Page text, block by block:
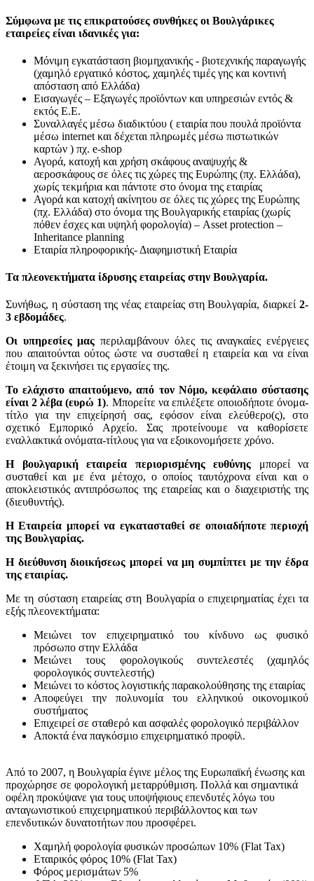
Σύμφωνα με τις επικρατούσες συνθήκες οι Βουλγάρικες
εταιρείες είναι ιδανικές για:
Μόνιμη εγκατάσταση βιομηχανικής - βιοτεχνικής παραγωγής
(χαμηλό εργατικό κόστος, χαμηλές τιμές γης και κοντινή
απόσταση από Ελλάδα)
Εισαγωγές – Εξαγωγές προϊόντων και υπηρεσιών εντός &
εκτός Ε.Ε.
Συναλλαγές μέσω διαδικτύου ( εταιρία που πουλά προϊόντα
μέσω internet και δέχεται πληρωμές μέσω πιστωτικών
καρτών ) πχ. e-shop
Αγορά, κατοχή και χρήση σκάφους αναψυχής &
αεροσκάφους σε όλες τις χώρες της Ευρώπης (πχ. Ελλάδα),
χωρίς τεκμήρια και πάντοτε στο όνομα της εταιρίας
Αγορά και κατοχή ακίνητου σε όλες τις χώρες της Ευρώπης
(πχ. Ελλάδα) στο όνομα της Βουλγαρικής εταιρίας (χωρίς
πόθεν έσχες και υψηλή φορολογία) – Asset protection –
Inheritance planning
Εταιρία πληροφορικής- Διαφημιστική Εταιρία
Τα πλεονεκτήματα ίδρυσης εταιρείας στην Βουλγαρία.
Συνήθως, η σύσταση της νέας εταιρείας στη Βουλγαρία, διαρκεί 2-
3 εβδομάδες.
Οι υπηρεσίες μας περιλαμβάνουν όλες τις αναγκαίες ενέργειες
που απαιτούνται ούτος ώστε να συσταθεί η εταιρεία και να είναι
έτοιμη να ξεκινήσει τις εργασίες της.
Το ελάχιστο απαιτούμενο, από τον Νόμο, κεφάλαιο σύστασης
είναι 2 λέβα (ευρώ 1). Μπορείτε να επιλέξετε οποιοδήποτε όνομα-
τίτλο για την επιχείρησή σας, εφόσον είναι ελεύθερο(ς), στο
σχετικό Εμπορικό Αρχείο. Σας προτείνουμε να καθορίσετε
εναλλακτικά ονόματα-τίτλους για να εξοικονομήσετε χρόνο.
Η βουλγαρική εταιρεία περιορισμένης ευθύνης μπορεί να
συσταθεί και με ένα μέτοχο, ο οποίος ταυτόχρονα είναι και ο
αποκλειστικός αντιπρόσωπος της εταιρείας και ο διαχειριστής της
(διευθυντής).
Η Εταιρεία μπορεί να εγκατασταθεί σε οποιαδήποτε περιοχή
της Βουλγαρίας.
Η διεύθυνση διοικήσεως μπορεί να μη συμπίπτει με την έδρα
της εταιρίας.
Με τη σύσταση εταιρείας στη Βουλγαρία ο επιχειρηματίας έχει τα
εξής πλεονεκτήματα:
Μειώνει τον επιχειρηματικό του κίνδυνο ως φυσικό
πρόσωπο στην Ελλάδα
Μειώνει τους φορολογικούς συντελεστές (χαμηλός
φορολογικός συντελεστής)
Μειώνει το κόστος λογιστικής παρακολούθησης της εταιρίας
Αποφεύγει την πολυνομία του ελληνικού οικονομικού
συστήματος
Επιχειρεί σε σταθερό και ασφαλές φορολογικό περιβάλλον
Αποκτά ένα παγκόσμιο επιχειρηματικό προφίλ.
Από το 2007, η Βουλγαρία έγινε μέλος της Ευρωπαϊκή ένωσης και
προχώρησε σε φορολογική μεταρρύθμιση. Πολλά και σημαντικά
οφέλη προκύψανε για τους υποψήφιους επενδυτές λόγω του
ανταγωνιστικού επιχειρηματικού περιβάλλοντος και των
επενδυτικών δυνατοτήτων που προσφέρει.
Χαμηλή φορολογία φυσικών προσώπων 10% (Flat Tax)
Εταιρικός φόρος 10% (Flat Tax)
Φόρος μερισμάτων 5%